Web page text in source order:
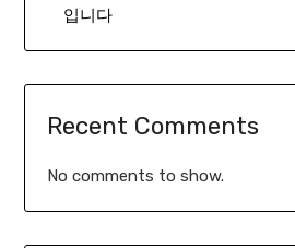
입니다
Recent Comments
No comments to show.